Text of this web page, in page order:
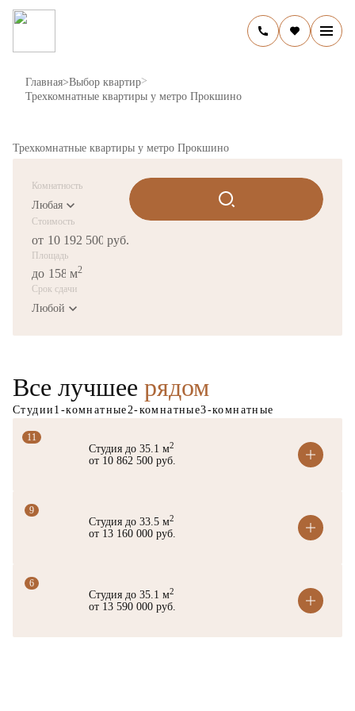
Главная>Выбор квартир>
Трехкомнатные квартиры у метро Прокшино
Трехкомнатные квартиры у метро Прокшино
Комнатность
Любая
Стоимость
от руб.
Площадь
до м2
Срок сдачи
Любой
Все лучшее рядом
Студии 1-комнатные2-комнатные3-комнатные
11
Студия до 35.1 м2
от 10 862 500 руб.
9
Студия до 33.5 м2
от 13 160 000 руб.
6
Студия до 35.1 м2
от 13 590 000 руб.